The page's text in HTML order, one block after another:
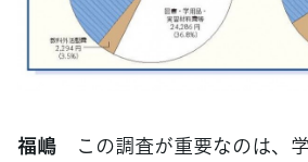
福嶋 この調査が重要なのは、